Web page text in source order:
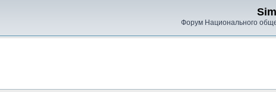
Форум Национального